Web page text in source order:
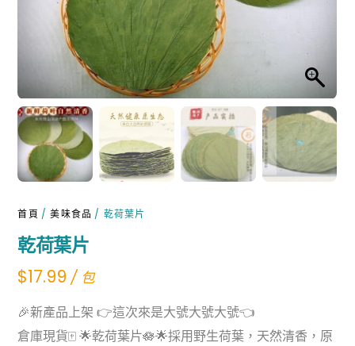
首頁 /美味食品 / 乾荷葉片
乾荷葉片
$17.99 / 包
🎉新產品上架 👉這次來是大號大號大號👈
倉庫現貨🀄️ 🌟乾荷葉片🪷🌟採用野生荷葉，天然清香，原